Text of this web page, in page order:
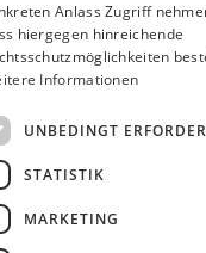
FORM
Anlass Zugriff
hiergegen hinreichende
Informationen
UNBEDINGT
STATISTIK
MARKETING